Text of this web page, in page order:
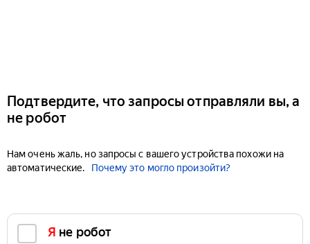
Подтвердите, что запросы отправляли вы, а
не робот
Нам очень жаль, но запросы с вашего устройства похожи на
автоматические.
Почему это могло произойти?
Я не робот